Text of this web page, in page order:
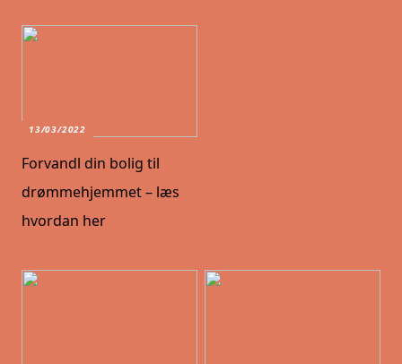
13/03/2022
Forvandl din bolig til
drømmehjemmet – læs
hvordan her